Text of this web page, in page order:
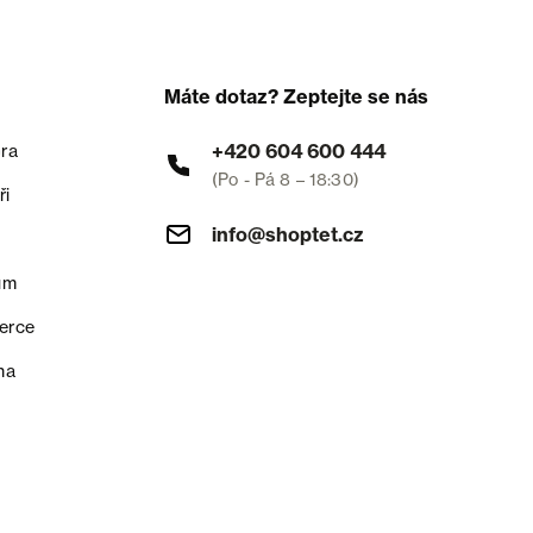
Máte dotaz? Zeptejte se nás
+420 604 600 444
(Po - Pá 8 – 18:30)
info@shoptet.cz